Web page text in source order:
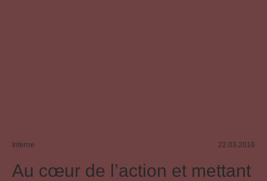
Interne 22.03.2016
Au cœur de l’action et mettant